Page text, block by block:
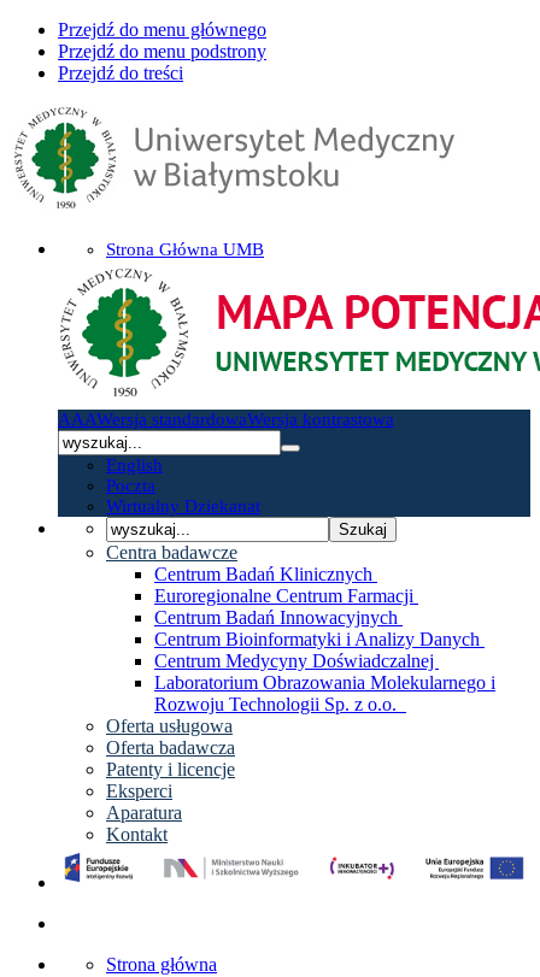
Przejdź do menu głównego
Przejdź do menu podstrony
Przejdź do treści
Strona Główna UMB
AAAWersja standardowaWersja kontrastowa
English
Poczta
Wirtualny Dziekanat
Szukaj
Centra badawcze
Centrum Badań Klinicznych
Euroregionalne Centrum Farmacji
Centrum Badań Innowacyjnych
Centrum Bioinformatyki i Analizy Danych
Centrum Medycyny Doświadczalnej
Laboratorium Obrazowania Molekularnego i
Rozwoju Technologii Sp. z o.o.
Oferta usługowa
Oferta badawcza
Patenty i licencje
Eksperci
Aparatura
Kontakt
Strona główna